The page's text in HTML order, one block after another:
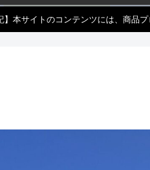
】本サイトのコンテンツには、商品